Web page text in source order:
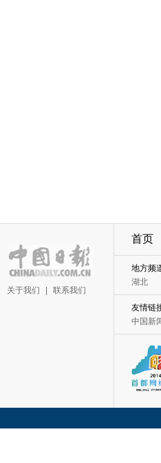
关于我们 联系我们
首页
地方频
湖北
友情链
中国新